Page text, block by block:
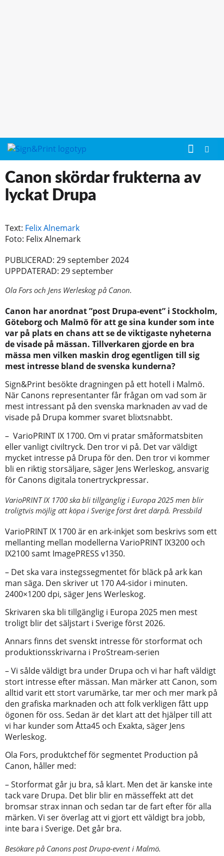
Canon skördar frukterna av
lyckat Drupa
Text: Felix Alnemark
Foto: Felix Alnemark
PUBLICERAD: 29 september 2024
UPPDATERAD: 29 september
Ola Fors och Jens Werleskog på Canon.
Canon har anordnat ”post Drupa-event” i Stockholm,
Göteborg och Malmö för att ge sina kunder som inte
var på plats en chans att se de viktigaste nyheterna
de visade på mässan. Tillverkaren gjorde en bra
mässa men vilken maskin drog egentligen till sig
mest intresse bland de svenska kunderna?
Sign&Print besökte dragningen på ett hotell i Malmö.
När Canons representanter får frågan om vad som är
mest intressant på den svenska marknaden av vad de
visade på Drupa kommer svaret blixtsnabbt.
– VarioPRINT IX 1700. Om vi pratar småformatsbiten
eller vanligt civiltryck. Den tror vi på. Det var väldigt
mycket intresse på Drupa för den. Den tror vi kommer
bli en riktig storsäljare, säger Jens Werleskog, ansvarig
för Canons digitala tonertryckpressar.
VarioPRINT IX 1700 ska bli tillgänglig i Europa 2025 men blir
troligtvis möjlig att köpa i Sverige först året därpå. Pressbild
VarioPRINT IX 1700 är en ark-inkjet som beskrivs som ett
mellanting mellan modellerna VarioPRINT IX3200 och
IX2100 samt ImagePRESS v1350.
– Det ska vara instegssegmentet för bläck på ark kan
man säga. Den skriver ut 170 A4-sidor i minuten.
2400×1200 dpi, säger Jens Werleskog.
Skrivaren ska bli tillgänglig i Europa 2025 men mest
troligt blir det säljstart i Sverige först 2026.
Annars finns det svenskt intresse för storformat och
produktionsskrivarna i ProStream-serien
– Vi sålde väldigt bra under Drupa och vi har haft väldigt
stort intresse efter mässan. Man märker att Canon, som
alltid varit ett stort varumärke, tar mer och mer mark på
den grafiska marknaden och att folk verkligen fått upp
ögonen för oss. Sedan är det klart att det hjälper till att
vi har kunder som Åtta45 och Exakta, säger Jens
Werleskog.
Ola Fors, produktchef för segmentet Production på
Canon, håller med:
– Storformat går ju bra, så klart. Men det är kanske inte
tack vare Drupa. Det blir blir en mässeffekt att det
bromsar strax innan och sedan tar de fart efter för alla
märken. Vi ser överlag att vi gjort ett väldigt bra jobb,
inte bara i Sverige. Det går bra.
Besökare på Canons post Drupa-event i Malmö.